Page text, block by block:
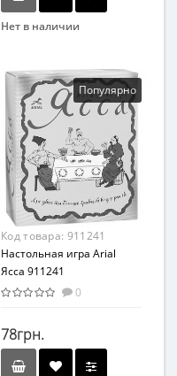
Нет в наличии
Вид
Развивающая игрушка
Возраст
От 8 лет
Материал
Картон
Популярно
Код товара: 911241
Настольная игра Arial
Ясса 911241
0
78грн.